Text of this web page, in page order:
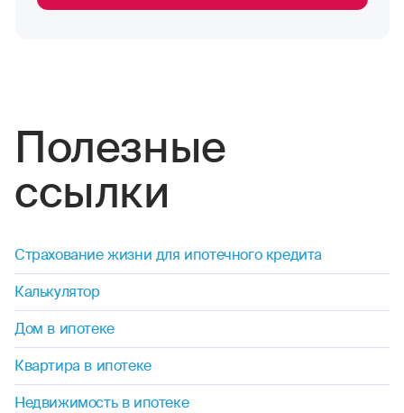
Полезные
ссылки
Страхование жизни для ипотечного кредита
Калькулятор
Дом в ипотеке
Квартира в ипотеке
Недвижимость в ипотеке